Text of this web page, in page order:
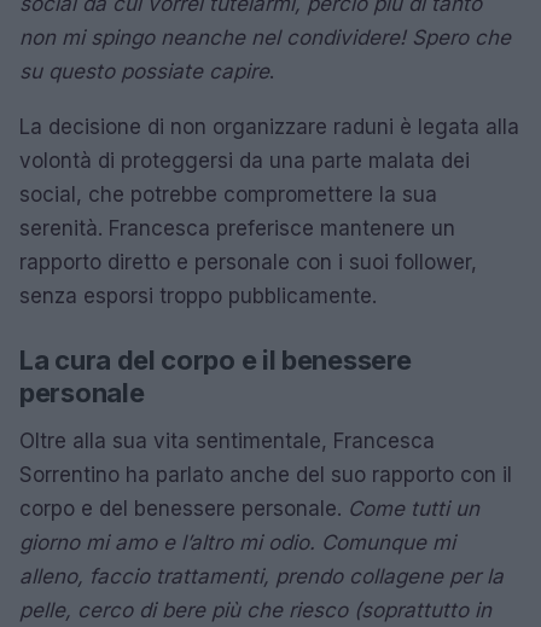
non mi spingo neanche nel condividere! Spero che
su questo possiate capire.
La decisione di non organizzare raduni è legata alla
volontà di proteggersi da una parte malata dei
social, che potrebbe compromettere la sua
serenità. Francesca preferisce mantenere un
rapporto diretto e personale con i suoi follower,
senza esporsi troppo pubblicamente.
La cura del corpo e il benessere
personale
Oltre alla sua vita sentimentale, Francesca
Sorrentino ha parlato anche del suo rapporto con il
corpo e del benessere personale. Come tutti un
giorno mi amo e l’altro mi odio. Comunque mi
alleno, faccio trattamenti, prendo collagene per la
pelle, cerco di bere più che riesco (soprattutto in